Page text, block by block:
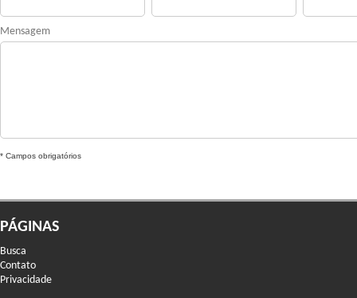
Mensagem
* Campos obrigatórios
PÁGINAS
Busca
Contato
Privacidade